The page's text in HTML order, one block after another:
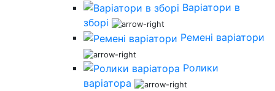
Варіатори в
зборі
Ремені варіатори
Ролики
варіатора